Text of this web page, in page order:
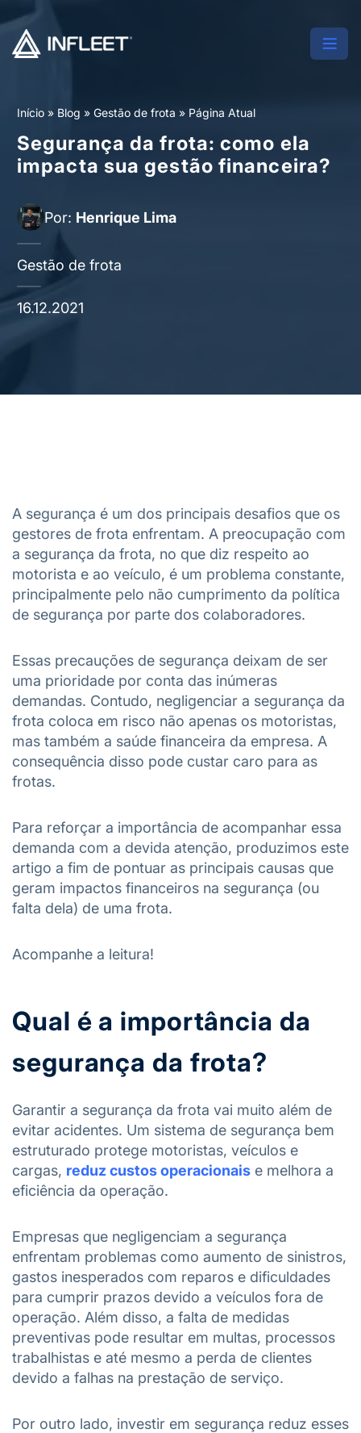
Início » Blog » Gestão de frota » Página Atual
Segurança da frota: como ela
impacta sua gestão financeira?
Por: Henrique Lima
Gestão de frota
16.12.2021
A segurança é um dos principais desafios que os
gestores de frota enfrentam. A preocupação com
a segurança da frota, no que diz respeito ao
motorista e ao veículo, é um problema constante,
principalmente pelo não cumprimento da política
de segurança por parte dos colaboradores.
Essas precauções de segurança deixam de ser
uma prioridade por conta das inúmeras
demandas. Contudo, negligenciar a segurança da
frota coloca em risco não apenas os motoristas,
mas também a saúde financeira da empresa. A
consequência disso pode custar caro para as
frotas.
Para reforçar a importância de acompanhar essa
demanda com a devida atenção, produzimos este
artigo a fim de pontuar as principais causas que
geram impactos financeiros na segurança (ou
falta dela) de uma frota.
Acompanhe a leitura!
Qual é a importância da
segurança da frota?
Garantir a segurança da frota vai muito além de
evitar acidentes. Um sistema de segurança bem
estruturado protege motoristas, veículos e
cargas, reduz custos operacionais e melhora a
eficiência da operação.
Empresas que negligenciam a segurança
enfrentam problemas como aumento de sinistros,
gastos inesperados com reparos e dificuldades
para cumprir prazos devido a veículos fora de
operação. Além disso, a falta de medidas
preventivas pode resultar em multas, processos
trabalhistas e até mesmo a perda de clientes
devido a falhas na prestação de serviço.
Por outro lado, investir em segurança reduz esses